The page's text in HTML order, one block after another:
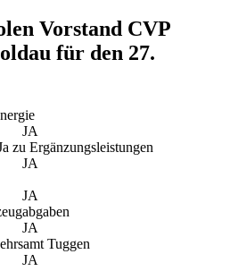
Vorstand CVP
für den 27.
JA
zu Ergänzungsleistungen
JA
JA
JA
Tuggen
JA